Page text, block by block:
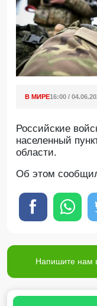
В МИРЕ16:00 /
Российские
населенный
области.
Oб этом
Напишите нам